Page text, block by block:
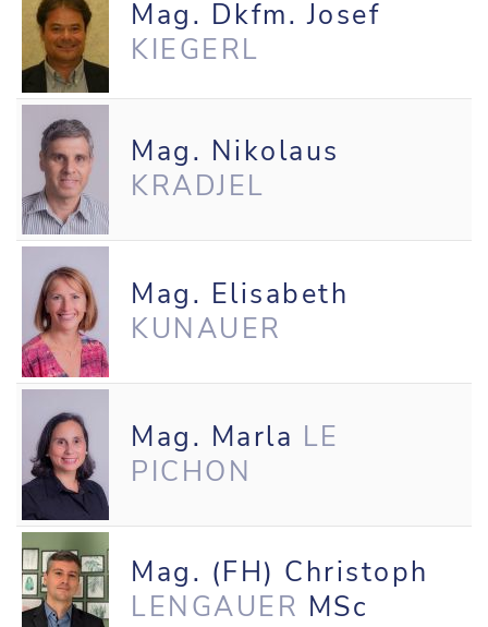
Mag. Dkfm. Josef
KIEGERL
Mag. Nikolaus
KRADJEL
Mag. Elisabeth
KUNAUER
Mag. Marla LE
PICHON
Mag. (FH) Christoph
LENGAUER MSc